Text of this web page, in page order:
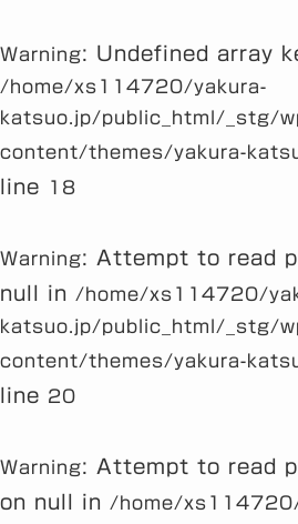
Warning: Undefined array
/home/xs114720/yakura-
katsuo.jp/public_html/_stg/
content/themes/yakura-
line
18
Warning: Attempt to read
null in
/home/xs114720/
katsuo.jp/public_html/_stg/
content/themes/yakura-
line 20
Warning: Attempt to read
on null in
/home/